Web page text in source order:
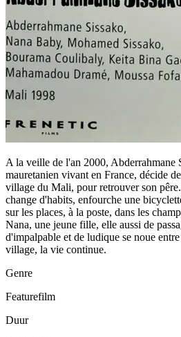
A la veille de l'an 2000, Abderrahmane
mauretanien vivant en France, décide
village du Mali, pour retrouver son
change d'habits, enfourche une
sur les places, à la poste, dans les
Nana, une jeune fille, elle aussi de
d'impalpable et de ludique se noue
village, la vie continue.
Genre
Featurefilm
Duur